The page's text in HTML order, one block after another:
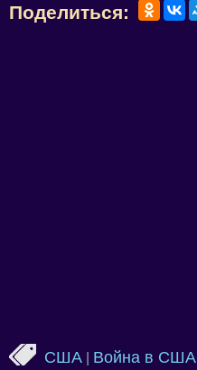
Поделиться:
США Война в США